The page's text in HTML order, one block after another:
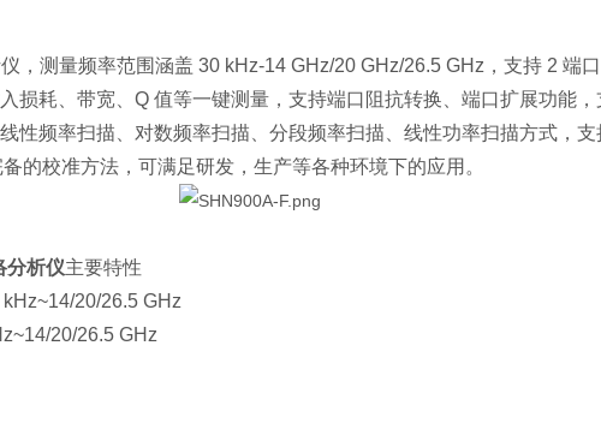
测量频率范围涵盖 30 kHz-14 GHz/20 GHz/26.5 GHz，支持 2 端
损耗、带宽、Q 值等一键测量，支持端口阻抗转换、端口扩展功能
性频率扫描、对数频率扫描、分段频率扫描、线性功率扫描方式，支
的校准方法，可满足研发，生产等各种环境下的应用。
分析仪主要特性
20/26.5 GHz
20/26.5 GHz